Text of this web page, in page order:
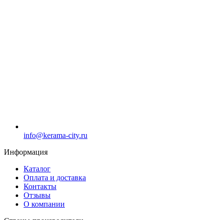
info@kerama-city.ru
Информация
Каталог
Оплата и доставка
Контакты
Отзывы
О компании